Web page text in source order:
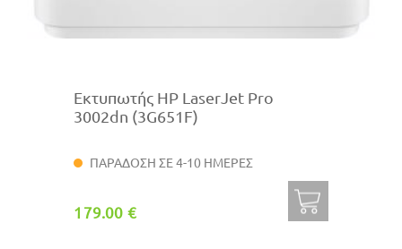
Εκτυπωτής HP LaserJet Pro
3002dn (3G651F)
ΠΑΡΑΔΟΣΗ ΣΕ 4-10 ΗΜΕΡΕΣ
179.00 €